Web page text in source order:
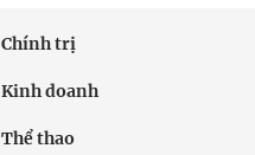
Chính trị
Kinh doanh
Thể thao